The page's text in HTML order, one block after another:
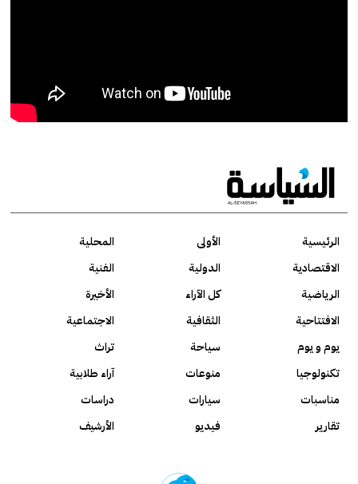
الرئيسية الأولى
المحلية
الاقتصادية
الدولية
الفنية
الرياضية
كل الآراء
الأخيرة
الافتتاحية
الثقافية
الاجتماعية
يوم و يوم
سياحة
تراث
تكنولوجيا
منوعات
آراء طلابية
مناسبات
سيارات
دراسات
تقارير
فيديو الأرشيف